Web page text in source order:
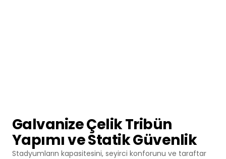
Galvanize Çelik Tribün
Yapımı ve Statik Güvenlik
Stadyumların kapasitesini, seyirci konforunu ve taraftar